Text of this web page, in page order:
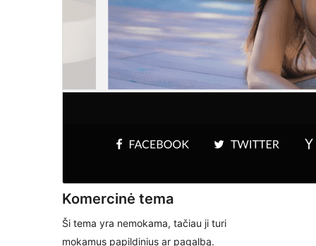
Komercinė tema
Ši tema yra nemokama, tačiau ji turi
mokamus papildinius ar pagalbą.